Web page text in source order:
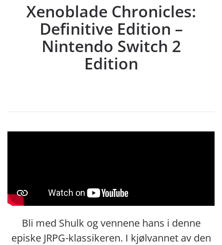
Xenoblade Chronicles:
Definitive Edition –
Nintendo Switch 2
Edition
Bli med Shulk og vennene hans i denne
episke JRPG-klassikeren. I kjølvannet av den